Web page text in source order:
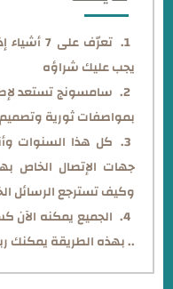
تعرّف على
يجب عليك شراؤه
بمواصفات ثورية
كل هذا السنوات
جهات الإتصال الخاص
وكيف تسترجع الرسائل
.. بهذه الطريقة يمكنك